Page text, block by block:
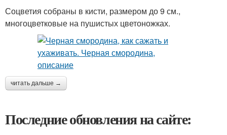
Соцветия собраны в кисти, размером до 9 см.,
многоцветковые на пушистых цветоножках.
читать дальше →
Последние обновления на сайте: